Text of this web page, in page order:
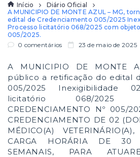
Início
Diário Oficial
A MUNICIPIO DE MONTE AZUL – MG,
edital de Credenciamento 005/2025
Processo licitatório 068/2025 com objeto
005/2025.
0 comentários
23 de maio de 2025
A MUNICIPIO DE MONTE
público a retificação do edital
005/2025 Inexigibilidade
licitatório 068/
CREDENCIAMENTO Nº 005/
CREDENCIAMENTO DE 02
MÉDICO(A)
CARGA HORÁRIA DE 30
SEMANAIS, PARA